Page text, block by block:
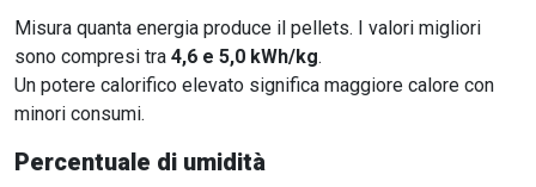
Misura quanta energia produce il pellets. I valori migliori
sono compresi tra 4,6 e 5,0 kWh/kg.
Un potere calorifico elevato significa maggiore calore con
minori consumi.
Percentuale di umidità